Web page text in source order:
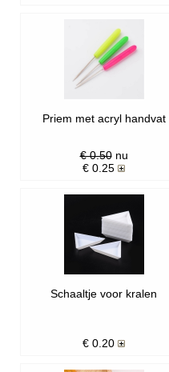
Priem met acryl handvat
€ 0.50nu
€ 0.25
Schaaltje voor kralen
€ 0.20